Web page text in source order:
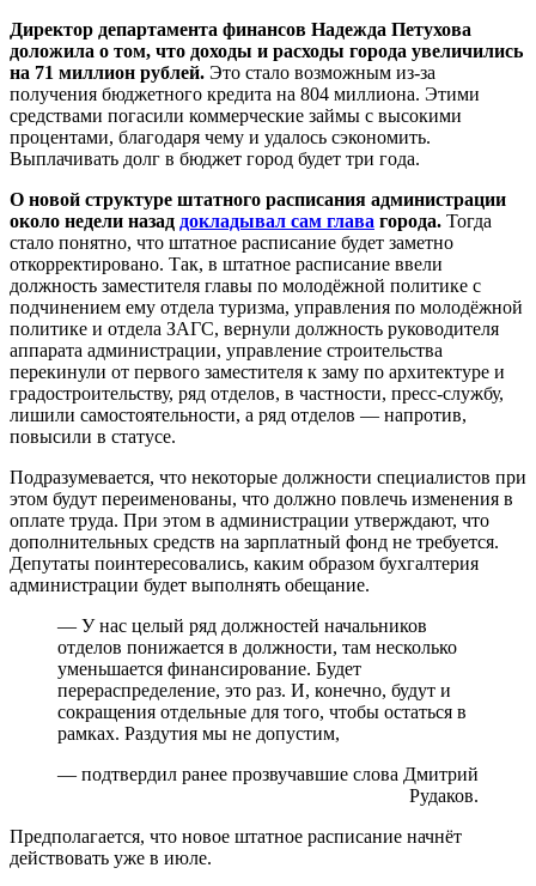
Директор департамента финансов Надежда Петухова
доложила о том, что доходы и расходы города увеличились
на 71 миллион рублей. Это стало возможным из-за
получения бюджетного кредита на 804 миллиона. Этими
средствами погасили коммерческие займы с высокими
процентами, благодаря чему и удалось сэкономить.
Выплачивать долг в бюджет город будет три года.
О новой структуре штатного расписания администрации
около недели назад докладывал сам глава города. Тогда
стало понятно, что штатное расписание будет заметно
откорректировано. Так, в штатное расписание ввели
должность заместителя главы по молодёжной политике с
подчинением ему отдела туризма, управления по молодёжной
политике и отдела ЗАГС, вернули должность руководителя
аппарата администрации, управление строительства
перекинули от первого заместителя к заму по архитектуре и
градостроительству, ряд отделов, в частности, пресс-службу,
лишили самостоятельности, а ряд отделов — напротив,
повысили в статусе.
Подразумевается, что некоторые должности специалистов при
этом будут переименованы, что должно повлечь изменения в
оплате труда. При этом в администрации утверждают, что
дополнительных средств на зарплатный фонд не требуется.
Депутаты поинтересовались, каким образом бухгалтерия
администрации будет выполнять обещание.
— У нас целый ряд должностей начальников
отделов понижается в должности, там несколько
уменьшается финансирование. Будет
перераспределение, это раз. И, конечно, будут и
сокращения отдельные для того, чтобы остаться в
рамках. Раздутия мы не допустим,
— подтвердил ранее прозвучавшие слова Дмитрий
Рудаков.
Предполагается, что новое штатное расписание начнёт
действовать уже в июле.